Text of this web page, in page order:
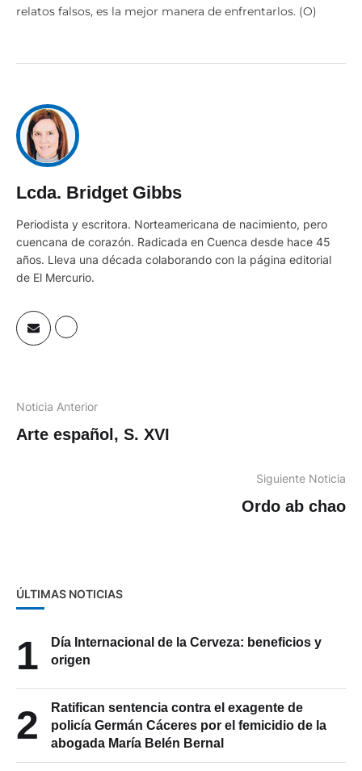
relatos falsos, es la mejor manera de enfrentarlos. (O)
Lcda. Bridget Gibbs
Periodista y escritora. Norteamericana de nacimiento, pero
cuencana de corazón. Radicada en Cuenca desde hace 45
años. Lleva una década colaborando con la página editorial
de El Mercurio.
Noticia Anterior
Arte español, S. XVI
Siguiente Noticia
Ordo ab chao
ÚLTIMAS NOTICIAS
1
Día Internacional de la Cerveza: beneficios y
origen
2
Ratifican sentencia contra el exagente de
policía Germán Cáceres por el femicidio de la
abogada María Belén Bernal